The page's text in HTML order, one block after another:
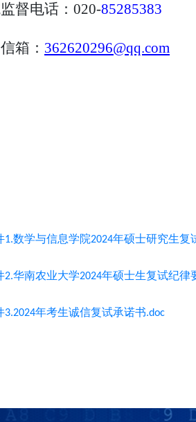
督电话： 020-85285383
箱： 362620296@qq.com
1.数学与信息学院2024年硕士研究生复
2.华南农业大学2024年硕士生复试纪律
3.2024年考生诚信复试承诺书.doc